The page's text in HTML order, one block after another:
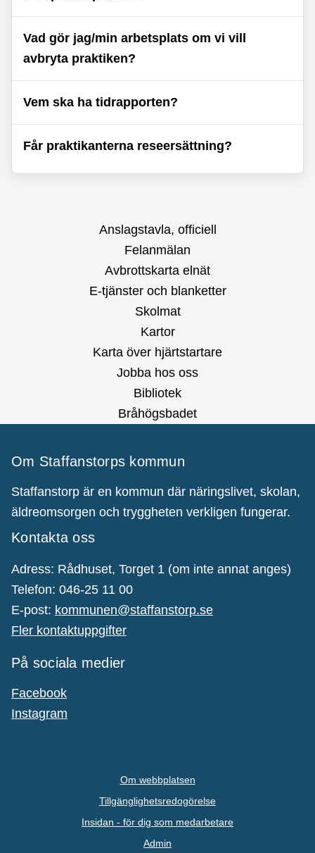
Vad gör jag/min arbetsplats om vi vill
avbryta praktiken?
Vem ska ha tidrapporten?
Får praktikanterna reseersättning?
Anslagstavla, officiell
Felanmälan
Avbrottskarta elnät
E-tjänster och blanketter
Skolmat
Kartor
Karta över hjärtstartare
Jobba hos oss
Bibliotek
Bråhögsbadet
Om Staffanstorps kommun
Staffanstorp är en kommun där näringslivet, skolan,
äldreomsorgen och tryggheten verkligen fungerar.
Kontakta oss
Adress: Rådhuset, Torget 1 (om inte annat anges)
Telefon: 046-25 11 00
E-post: kommunen@staffanstorp.se
Fler kontaktuppgifter
På sociala medier
Facebook
Instagram
Om webbplatsen
Tillgänglighetsredogörelse
Insidan - för dig som medarbetare
Admin